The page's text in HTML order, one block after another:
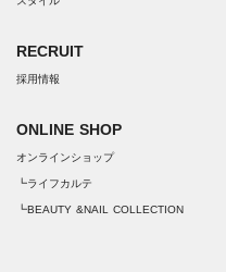
RECRUIT
採用情報
ONLINE SHOP
オンラインショップ
┗ライフカルテ
┗BEAUTY &NAIL COLLECTION